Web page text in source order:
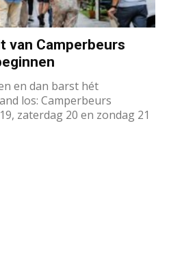
van Camperbeurs
en dan barst hét
los: Camperbeurs
zaterdag 20 en zondag 21